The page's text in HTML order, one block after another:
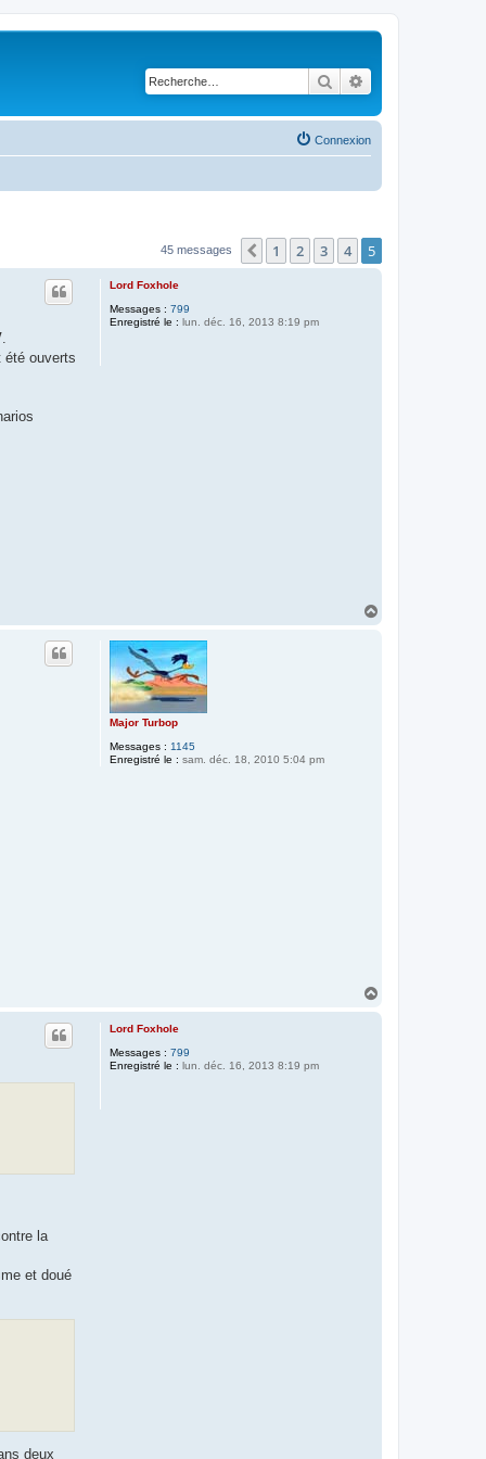
Rechercher
Connexion
45 messages Précédente
1 2 3 4 5
Lord Foxhole
Messages : 799
Enregistré le : lun. déc. 16, 2013 8:19 pm
été ouverts
Major Turbop
Messages : 1145
Enregistré le : sam. déc. 18, 2010 5:04 pm
Lord Foxhole
Messages : 799
Enregistré le : lun. déc. 16, 2013 8:19 pm
la
et doué
deux